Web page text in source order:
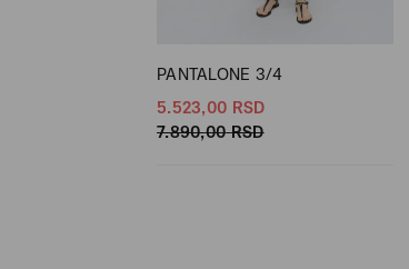
PANTALONE 3/4
5.523,00 RSD
7.890,00 RSD